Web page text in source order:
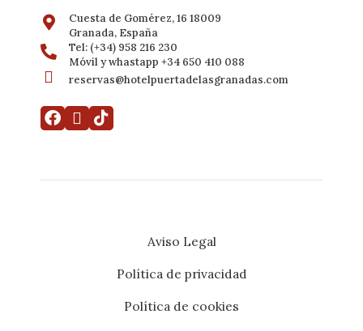
Cuesta de Gomérez, 16 18009
Granada, España
Tel: (+34) 958 216 230
Móvil y whastapp +34 650 410 088
reservas@hotelpuertadelasgranadas.com
Aviso Legal
Política de privacidad
Política de cookies